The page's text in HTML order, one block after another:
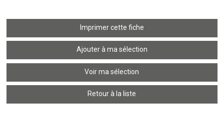
Imprimer cette fiche
Ajouter à ma sélection
Voir ma sélection
Retour à la liste